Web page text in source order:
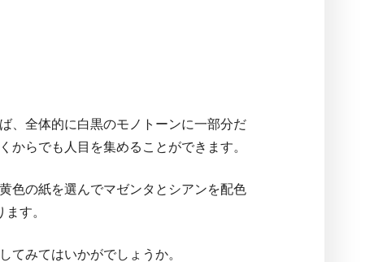
、全体的に白黒のモノトーンに一部分だ
らでも人目を集めることができます。
色の紙を選んでマゼンタとシアンを配色
す。
てみてはいかがでしょうか。